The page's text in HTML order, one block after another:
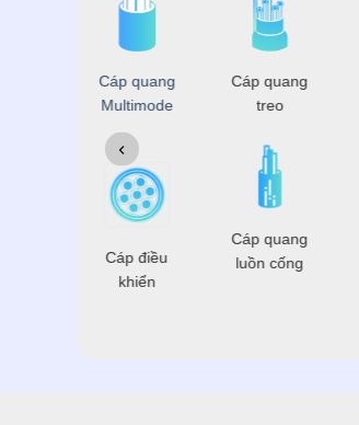
Cáp quang
Multimode
Cáp điều
khiển
Cáp quang
treo
Cáp quang
luồn cống